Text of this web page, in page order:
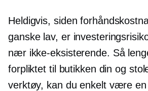
Heldigvis, siden
​​ganske lav, er
nær ikke-eksisterende. Så
forpliktet til butikken din og
verktøy, kan du enkelt være